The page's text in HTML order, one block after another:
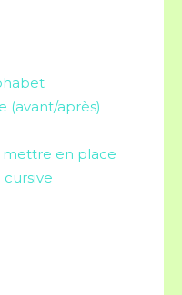
(avant/après)
mettre en place